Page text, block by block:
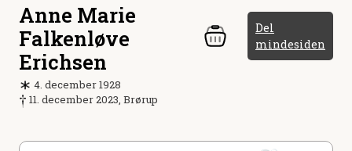
Anne Marie
Falkenløve
Erichsen
Del
mindesiden
4. december 1928
11. december 2023, Brørup